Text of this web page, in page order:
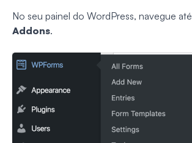
No seu painel do WordPress, navegue até
Addons.